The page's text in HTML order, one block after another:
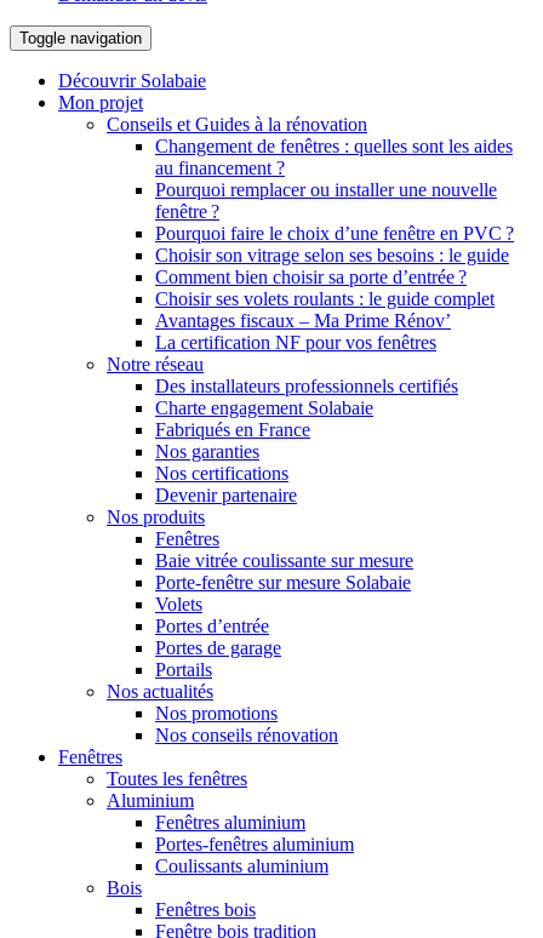
Toggle navigation
Découvrir Solabaie
Mon projet
Conseils et Guides à la rénovation
Changement de fenêtres : quelles sont les aides
au financement ?
Pourquoi remplacer ou installer une nouvelle
fenêtre ?
Pourquoi faire le choix d’une fenêtre en PVC ?
Choisir son vitrage selon ses besoins : le guide
Comment bien choisir sa porte d’entrée ?
Choisir ses volets roulants : le guide complet
Avantages fiscaux – Ma Prime Rénov’
La certification NF pour vos fenêtres
Notre réseau
Des installateurs professionnels certifiés
Charte engagement Solabaie
Fabriqués en France
Nos garanties
Nos certifications
Devenir partenaire
Nos produits
Fenêtres
Baie vitrée coulissante sur mesure
Porte-fenêtre sur mesure Solabaie
Volets
Portes d’entrée
Portes de garage
Portails
Nos actualités
Nos promotions
Nos conseils rénovation
Fenêtres
Toutes les fenêtres
Aluminium
Fenêtres aluminium
Portes-fenêtres aluminium
Coulissants aluminium
Bois
Fenêtres bois
Fenêtre bois tradition